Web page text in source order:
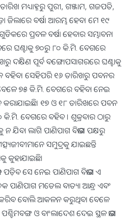
ମଧ୍ୟାହ୍ନରୁ ପୁରୀ, ଗଞ୍ଜାମ, ଗଜପତି,
ଜିଲାରେ ବର୍ଷା ଆରମ୍ଭ ହେବ। ମେ ୧୯
ପ୍ରବଳ ବର୍ଷା ହେବାର ସମ୍ଭାବନା
ଘଣ୍ଟାକୁ ୭୦ରୁ ୮୦ କି.ମି. ବେଗରେ
ଦକ୍ଷିଣ ପୂର୍ବ ବଙ୍ଗୋପସାଗରରେ ଘଣ୍ଟାକୁ
ବହିବ। ସେହିପରି ୧୬ ତାରିଖରୁ ପବନର
୭୫ କି.ମି. ବେଗରେ ବହିବା ନେଇ
କରାଯାଇଛି। ୧୭ ଓ ୧୮ ତାରିଖରେ ପବନ
ବେଗରେ ବହିବ । ଶୁକ୍ରବାର ଠାରୁ
ନ ଯିବା ଲାଗି ପାଣିପାଗ ବିଭାଗ ପକ୍ଷରୁ
ସମୁଦ୍ରକୁ ଯାଇଛନ୍ତି
କୁହାଯାଇଛି।
ପଡ଼ିବ ସେ ନେଇ ପାଣିପାଗ ବିଭାଗ ଏ
ପାଣିପାଗ ମଡେଲ ବାତ୍ୟା ଆନ୍ଧ୍ର ଏବଂ
କରିବ ବୋଲି ଆକଳନ କରୁଥିବା ବେଳେ
ଓ ବାଂଲାଦେଶ ଦେଇ ସ୍ଥଳ ଭାଗ